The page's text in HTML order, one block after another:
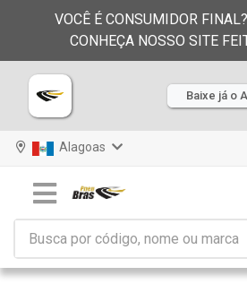
VOCÊ É CONSUMIDOR
CONHEÇA NOSSO SITE
Baixe já o
Alagoas